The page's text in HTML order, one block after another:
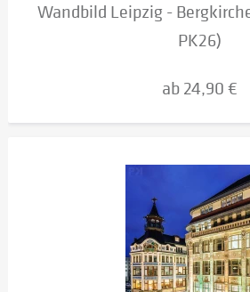
Wandbild Leipzig -
PK26)
ab 24,90 €